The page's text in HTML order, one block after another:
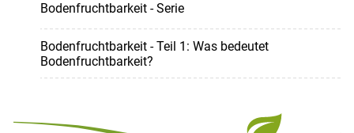
Bodenfruchtbarkeit - Serie
Bodenfruchtbarkeit - Teil 1: Was bedeutet
Bodenfruchtbarkeit?